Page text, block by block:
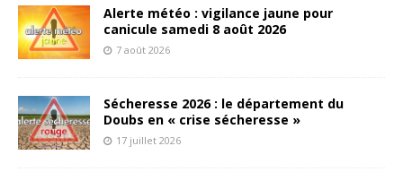
Alerte météo : vigilance jaune pour
canicule samedi 8 août 2026
7 août 2026
Sécheresse 2026 : le département du
Doubs en « crise sécheresse »
17 juillet 2026